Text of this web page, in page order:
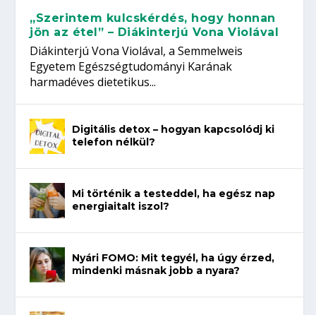
„Szerintem kulcskérdés, hogy honnan
jön az étel” – Diákinterjú Vona Violával
Diákinterjú Vona Violával, a Semmelweis
Egyetem Egészségtudományi Karának
harmadéves dietetikus...
Digitális detox – hogyan kapcsolódj ki
telefon nélkül?
Mi történik a testeddel, ha egész nap
energiaitalt iszol?
Nyári FOMO: Mit tegyél, ha úgy érzed,
mindenki másnak jobb a nyara?